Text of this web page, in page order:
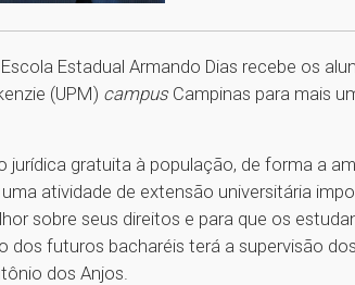
Estadual Armando Dias recebe os
(UPM) campus Campinas para mais
jurídica gratuita à população, de forma a
atividade de extensão universitária
sobre seus direitos e para que os
dos futuros bacharéis terá a supervisão
dos Anjos.